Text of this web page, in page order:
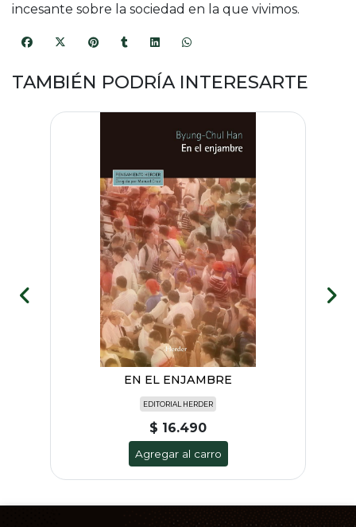
incesante sobre la sociedad en la que vivimos.
TAMBIÉN PODRÍA INTERESARTE
EN EL ENJAMBRE
EDITORIAL HERDER
$ 16.490
Agregar al carro